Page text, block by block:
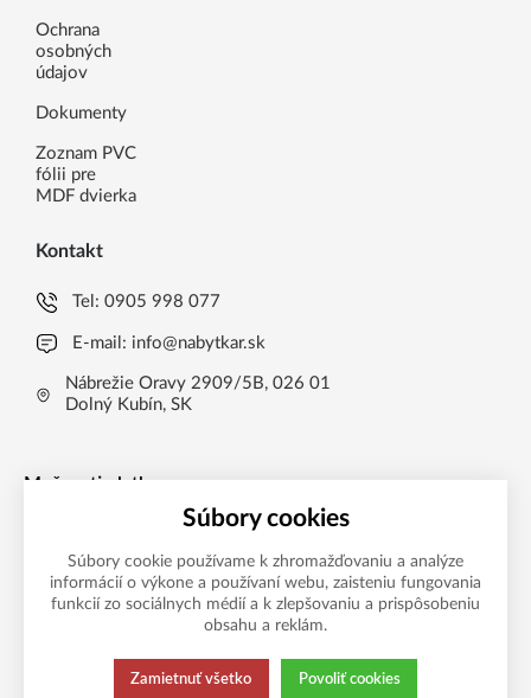
Ochrana
osobných
údajov
Dokumenty
Zoznam PVC
fólii pre
MDF dvierka
Kontakt
Tel:0905 998 077
E-mail: info@nabytkar.sk
Nábrežie Oravy 2909/5B, 026 01
Dolný Kubín, SK
Možnosti platby
Súbory cookies
Súbory cookie používame k zhromažďovaniu a analýze
informácií o výkone a používaní webu, zaisteniu fungovania
funkcií zo sociálnych médií a k zlepšovaniu a prispôsobeniu
obsahu a reklám.
Zamietnuť všetko Povoliť cookies